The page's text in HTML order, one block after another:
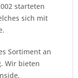
starteten
sich mit
Sortiment an
Wir bieten